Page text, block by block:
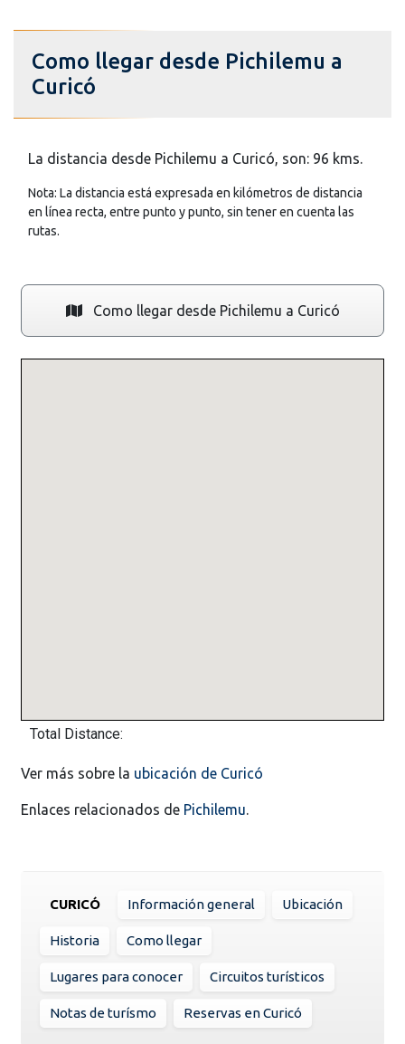
Como llegar desde Pichilemu a
Curicó
La distancia desde Pichilemu a Curicó, son: 96 kms.
Nota: La distancia está expresada en kilómetros de distancia
en línea recta, entre punto y punto, sin tener en cuenta las
rutas.
Como llegar desde Pichilemu a Curicó
Total Distance:
Ver más sobre la ubicación de Curicó
Enlaces relacionados de Pichilemu.
CURICÓ Información general Ubicación
Historia Como llegar
Lugares para conocer Circuitos turísticos
Notas de turísmo Reservas en Curicó